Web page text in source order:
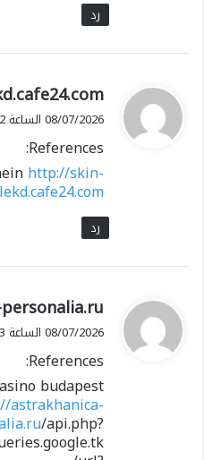
رد
ي
ق
ل
08/07/2026 الساعة 00:12
References:
http://skin-
رد
ي
ق
ل
08/07/2026 الساعة 06:43
References:
budapest
astrakhanica-
/api.php?